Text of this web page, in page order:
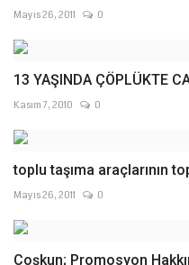
Mayıs 26, 2011 0
13 YAŞINDA ÇÖPLÜKTE
Kasım 7, 2010 0
toplu taşıma araçlarının
Mayıs 26, 2011 0
Coşkun; Promosyon